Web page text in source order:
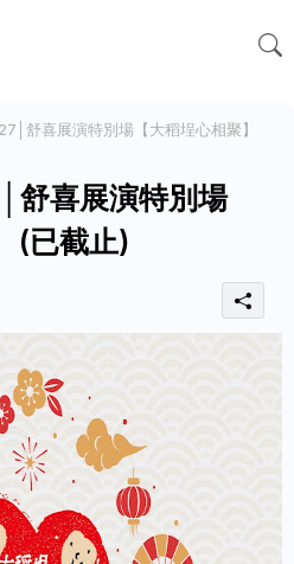
舒喜展演特別場【大稻埕心相聚】
舒喜展演特別場
(已截止)